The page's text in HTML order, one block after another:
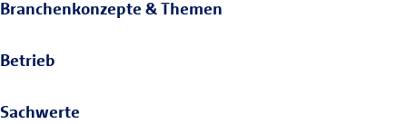
Branchenkonzepte & Themen
Betrieb
Sachwerte